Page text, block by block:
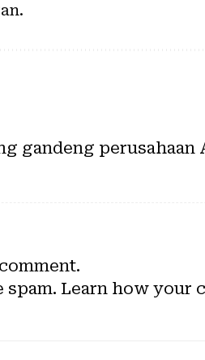
gandeng
spam. Learn how your